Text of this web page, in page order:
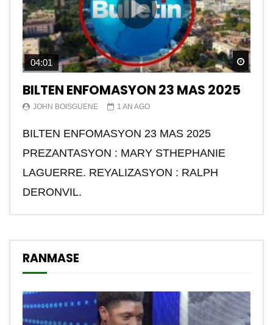
04:01
BILTEN ENFOMASYON 23 MAS 2025
JOHN BOISGUENE 1 AN AGO
BILTEN ENFOMASYON 23 MAS 2025
PREZANTASYON : MARY STHEPHANIE
LAGUERRE. REYALIZASYON : RALPH
DERONVIL.
RANMASE